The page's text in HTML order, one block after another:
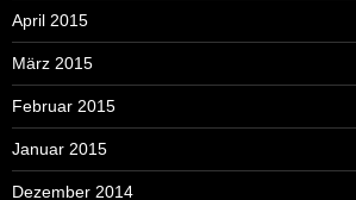
April 2015
März 2015
Februar 2015
Januar 2015
Dezember 2014